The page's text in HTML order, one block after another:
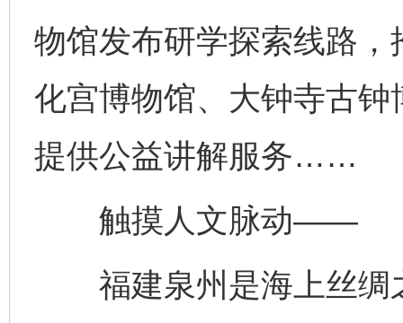
物馆发布研学探索线路
化宫博物馆、大钟寺古
提供公益讲解服务……
触摸人文脉动——
福建泉州是海上丝绸